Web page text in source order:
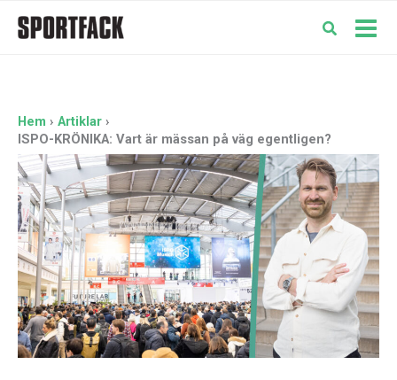
Hem
Artiklar
ISPO-KRÖNIKA: Vart är mässan på väg egentligen?